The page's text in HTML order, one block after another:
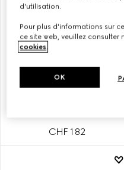
GUCCI GUILTY LOVE EDITION
CHF 182
d'utilisation.
Pour plus d'informations sur
ce site web, veuillez consulter
cookies.
OK